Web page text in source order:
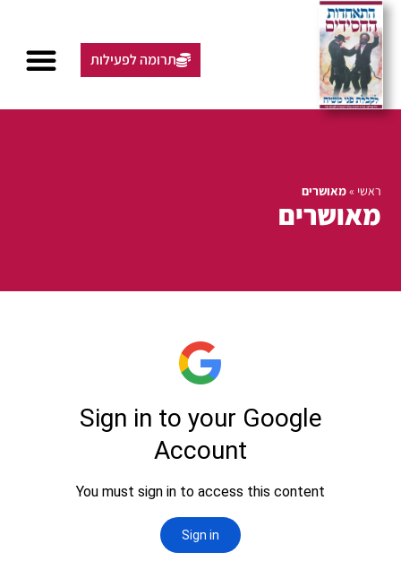
תרומה לפעילות
ראשי »מאושרים
מאושרים